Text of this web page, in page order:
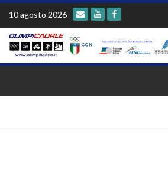
Skip
content
10 agosto 2026